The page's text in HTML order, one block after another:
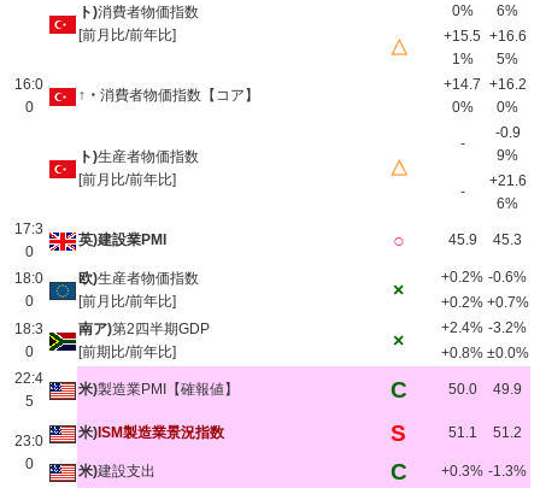
16:0
0
ト)消費者物価指数
[前月比/前年比]
△
0%
6%
+15.5
1%
+16.6
5%
↑・ 消費者物価指数【コア】
+14.7
0%
+16.2
0%
ト)生産者物価指数
[前月比/前年比]
△
-
-0.9
9%
-
+21.6
6%
17:3
0
英)建設業PMI ○ 45.9 45.3
18:0
0
欧)生産者物価指数
[前月比/前年比]
×
+0.2% -0.6%
+0.2% +0.7%
18:3
0
南ア)第2四半期GDP
[前期比/前年比]
×
+2.4% -3.2%
+0.8% ±0.0%
22:4
5
米)製造業PMI【確報値】 C 50.0 49.9
23:0
0
米) ISM製造業景況指数 S 51.1 51.2
米)建設支出 C +0.3% -1.3%